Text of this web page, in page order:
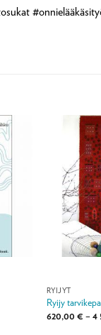
RYIJYT
Ryijy
620,00 € – 4